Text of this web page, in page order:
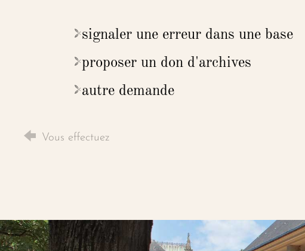
signaler une erreur dans une base
proposer un don d'archives
autre demande
Vous effectuez